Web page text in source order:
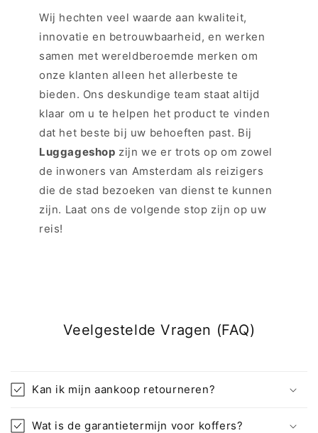
Wij hechten veel waarde aan kwaliteit,
innovatie en betrouwbaarheid, en werken
samen met wereldberoemde merken om
onze klanten alleen het allerbeste te
bieden. Ons deskundige team staat altijd
klaar om u te helpen het product te vinden
dat het beste bij uw behoeften past. Bij
Luggageshop zijn we er trots op om zowel
de inwoners van Amsterdam als reizigers
die de stad bezoeken van dienst te kunnen
zijn. Laat ons de volgende stop zijn op uw
reis!
Veelgestelde Vragen (FAQ)
Kan ik mijn aankoop retourneren?
Wat is de garantietermijn voor koffers?